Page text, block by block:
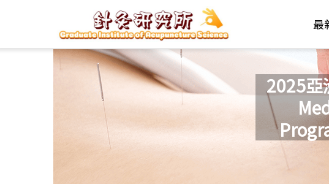
最
2025亞